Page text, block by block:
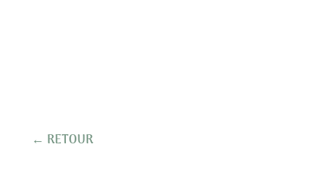
← RETOUR